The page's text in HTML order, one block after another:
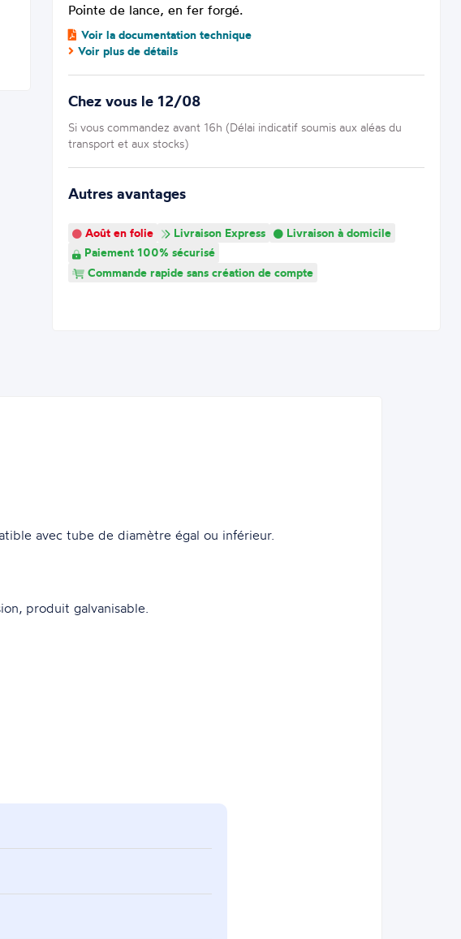
Pointe de lance, en fer forgé.
Voir la documentation technique
Voir plus de détails
Chez vous le 12/08
Si vous commandez avant 16h (Délai indicatif soumis aux aléas du
transport et aux stocks)
Autres avantages
Août en folie Livraison Express
Livraison à domicile
Paiement 100% sécurisé
Commande rapide sans création de compte
avec tube de diamètre égal ou inférieur.
produit galvanisable.